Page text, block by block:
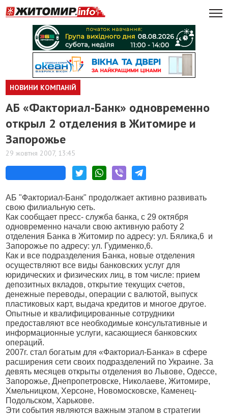
НОВИНИ КОМПАНІЙ
АБ «Факториал-Банк» одновременно
открыл 2 отделения в Житомире и
Запорожье
29 жовтня 2007, 13:45
АБ "Факториал-Банк" продолжает активно развивать
свою филиальную сеть.
Как сообщает пресс- служба банка, с 29 октября
одновременно начали свою активную работу 2
отделения Банка в Житомир по адресу: ул. Бялика,6 и
Запорожье по адресу: ул. Гудименко,6.
Как и все подразделения Банка, новые отделения
осуществляют все виды банковских услуг для
юридических и физических лиц, в том числе: прием
депозитных вкладов, открытие текущих счетов,
денежные переводы, операции с валютой, выпуск
пластиковых карт, выдача кредитов и многое другое.
Опытные и квалифицированные сотрудники
предоставляют все необходимые консультативные и
информационные услуги, касающиеся банковских
операций.
2007г. стал богатым для «Факториал-Банка» в сфере
расширения сети своих подразделений по Украине. За
девять месяцев открыты отделения во Львове, Одессе,
Запорожье, Днепропетровске, Николаеве, Житомире,
Хмельницком, Херсоне, Новомосковске, Каменец-
Подольском, Харькове.
Эти события являются важным этапом в стратегии